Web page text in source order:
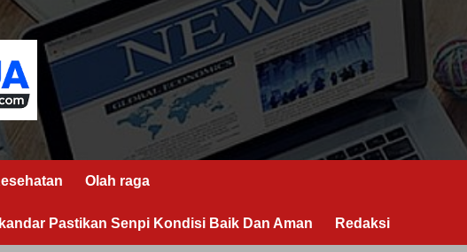
Olah raga
Pastikan Senpi Kondisi Baik Dan Aman Redaksi